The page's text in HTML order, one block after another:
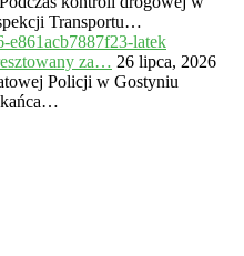
Transportu…
23-latek
za… 26 lipca, 2026
Policji w Gostyniu